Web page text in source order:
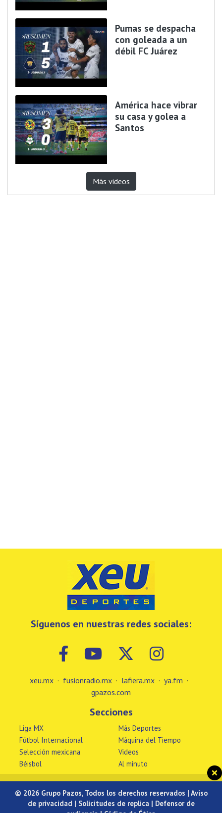
Pumas se despacha
con goleada a un
débil FC Juárez
América hace vibrar
su casa y golea a
Santos
Más videos
Síguenos en nuestras redes sociales:
xeu.mx · fusionradio.mx · lafiera.mx · ya.fm ·
gpazos.com
Secciones
Liga MX
Fútbol Internacional
Selección mexicana
Béisbol
Más Deportes
Máquina del Tiempo
Videos
Al minuto
© 2026 Grupo Pazos, Todos los derechos reservados | Aviso
de privacidad | Solicitudes de replica | Defensor de